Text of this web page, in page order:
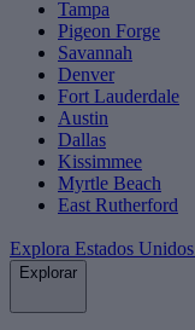
Tampa
Pigeon Forge
Savannah
Denver
Fort Lauderdale
Austin
Dallas
Kissimmee
Myrtle Beach
East Rutherford
Explora Estados Unidos
Explorar